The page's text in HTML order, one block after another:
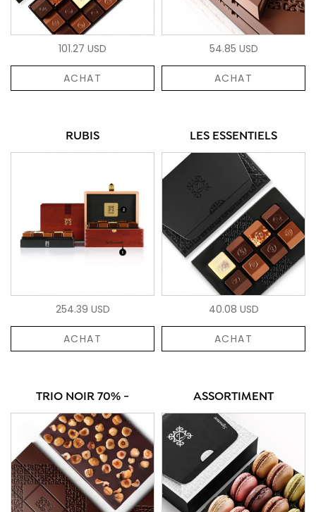
101.27 USD
ACHAT
54.85 USD
ACHAT
RUBIS
254.39 USD
ACHAT
LES ESSENTIELS
40.08 USD
ACHAT
TRIO NOIR 70% - ASSORTIMENT